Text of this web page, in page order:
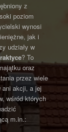
z
poziom
wynosi
jak i
udziały w
? To
oraz
przez wiele
ani akcji, a jej
wśród których
m.in.: